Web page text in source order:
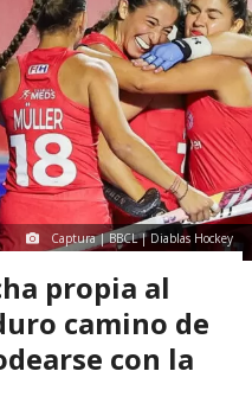
Captura | BBCL | Diablas Hockey
propia al
camino de
con la